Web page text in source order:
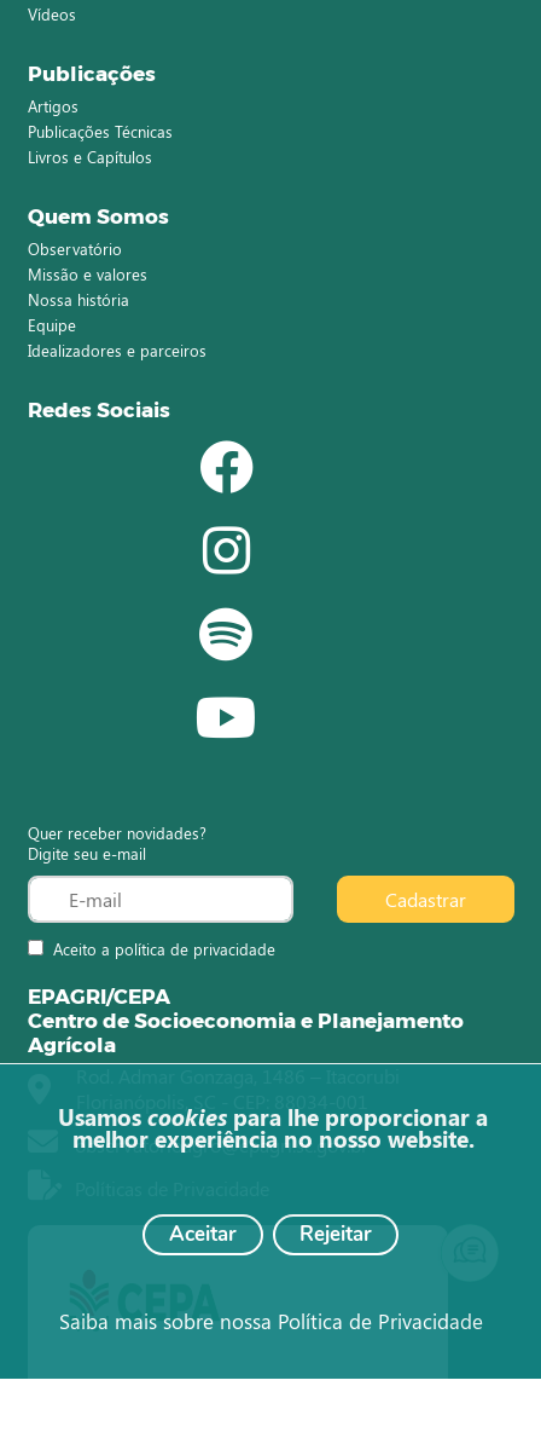
Vídeos
Publicações
Artigos
Publicações Técnicas
Livros e Capítulos
Quem Somos
Observatório
Missão e valores
Nossa história
Equipe
Idealizadores e parceiros
Redes Sociais
Quer receber novidades?
Digite seu e-mail
Aceito a política de privacidade
Cadastrar
EPAGRI/CEPA
Centro de Socioeconomia e Planejamento
Agrícola
observatorioagro@epagri.sc.gov.br
Usamos cookies para lhe proporcionar a
melhor experiência no nosso website.
Aceitar Rejeitar
Saiba mais sobre nossa Política de Privacidade